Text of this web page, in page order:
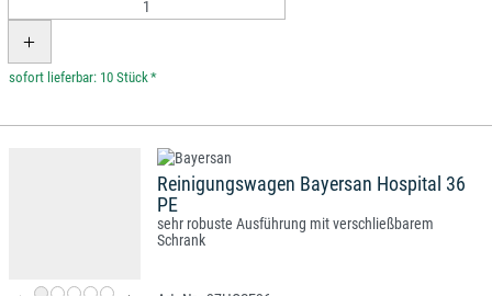
*
Reinigungswagen Bayersan Hospital 36
PE
sehr robuste Ausführung mit verschließbarem
Schrank